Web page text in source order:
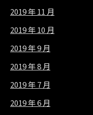
2019 年 11 月
2019 年 10 月
2019 年 9 月
2019 年 8 月
2019 年 7 月
2019 年 6 月